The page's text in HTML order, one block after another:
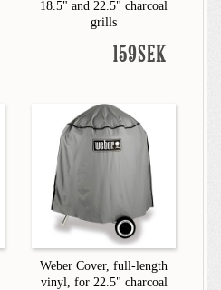
18.5" and 22.5" charcoal
grills
159SEK
Weber Cover, full-length
vinyl, for 22.5" charcoal